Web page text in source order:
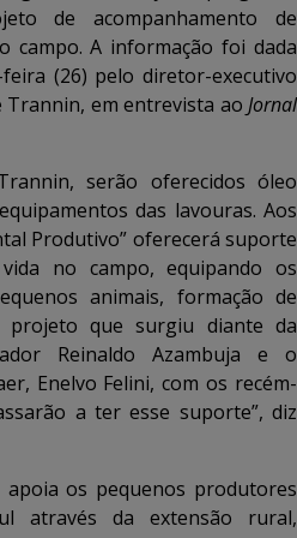
de acompanhamento de
campo. A informação foi dada
(26) pelo diretor-executivo
Trannin, em entrevista ao Jornal
serão oferecidos óleo
das lavouras. Aos
Produtivo” oferecerá suporte
no campo, equipando os
animais, formação de
projeto que surgiu diante da
Reinaldo Azambuja e o
Enelvo Felini, com os recém-
a ter esse suporte”, diz
os pequenos produtores
através da extensão rural,